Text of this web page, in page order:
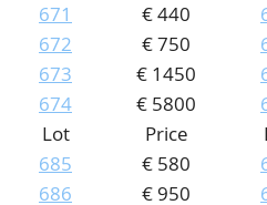
671
€ 440
672
€ 750
673
€ 1450
674
€ 5800
Lot
Price
685
€ 580
686
€ 950